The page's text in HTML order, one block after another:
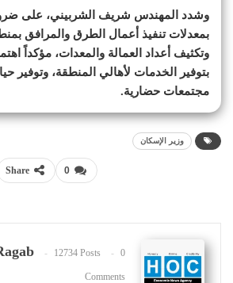
وشدد المهندس شريف الشربيني، على
بمعدلات تنفيذ أعمال الطرق والمرافق
وتكثيف أعداد العمالة والمعدات، مؤكداً
بتوفير الخدمات لأهالي المنطقة، وتوفير
مجتمعات حضارية.
وزير الإسكان
0
Share
12734 Posts 0
Comments